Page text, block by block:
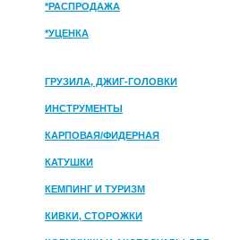
*РАСПРОДАЖА
*УЦЕНКА
ГРУЗИЛА, ДЖИГ-ГОЛОВКИ
ИНСТРУМЕНТЫ
КАРПОВАЯ/ФИДЕРНАЯ
КАТУШКИ
КЕМПИНГ И ТУРИЗМ
КИВКИ, СТОРОЖКИ